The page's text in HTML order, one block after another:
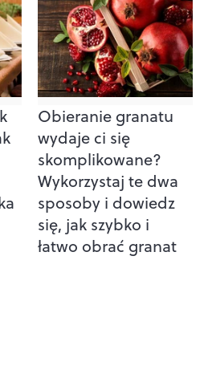
Obieranie granatu
wydaje ci się
skomplikowane?
Wykorzystaj te dwa
sposoby i dowiedz
się, jak szybko i
łatwo obrać granat